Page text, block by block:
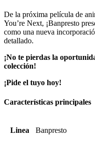
De la próxima película de
You’re Next, ¡Banpresto
como una nueva
detallado.
¡No te pierdas la
colección!
¡Pide el tuyo hoy!
Características principales
Linea Banpresto